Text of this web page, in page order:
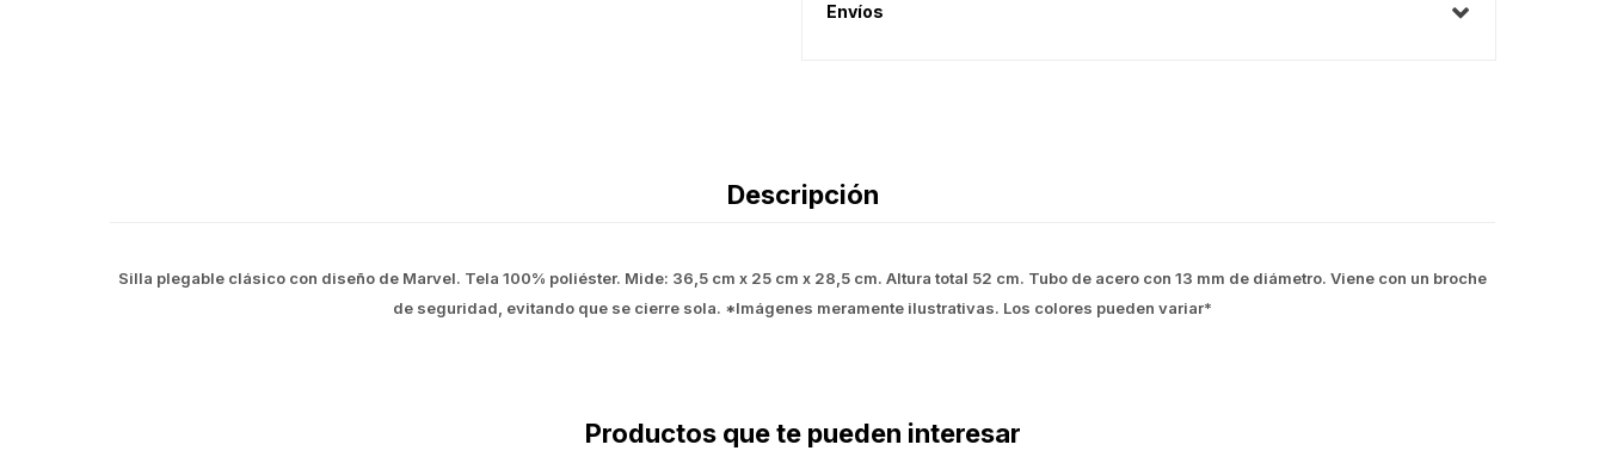
Envíos
Descripción
Silla plegable clásico con diseño de Marvel. Tela 100% poliéster. Mide: 36,5 cm x 25 cm x 28,5 cm. Altura total 52 cm. Tubo de acero con 13 mm de diámetro. Viene con un broche
de seguridad, evitando que se cierre sola. *Imágenes meramente ilustrativas. Los colores pueden variar*
Productos que te pueden interesar